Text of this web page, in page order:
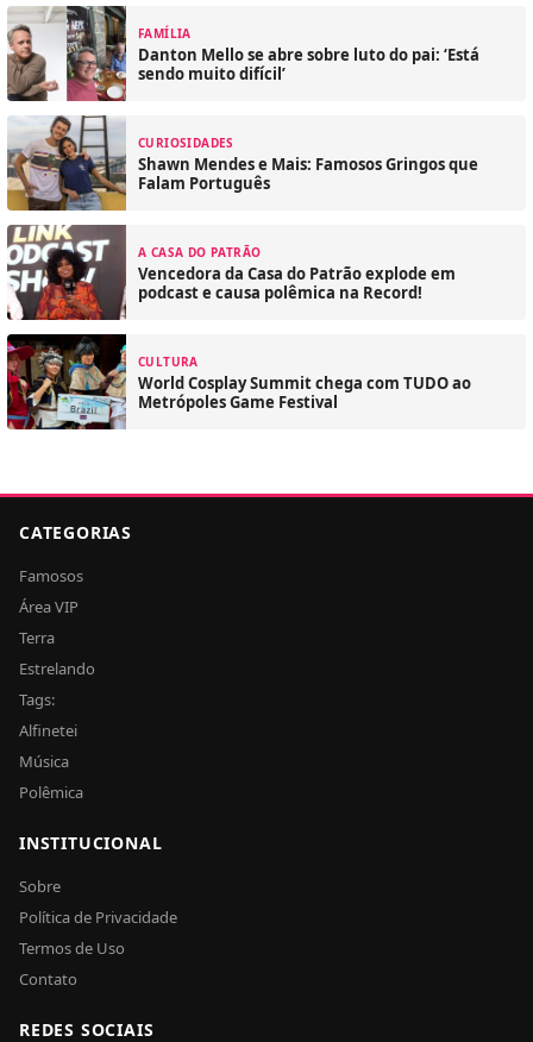
FAMÍLIA
Danton Mello se abre sobre luto do pai: ‘Está
sendo muito difícil’
CURIOSIDADES
Shawn Mendes e Mais: Famosos Gringos que
Falam Português
A CASA DO PATRÃO
Vencedora da Casa do Patrão explode em
podcast e causa polêmica na Record!
CULTURA
World Cosplay Summit chega com TUDO ao
Metrópoles Game Festival
CATEGORIAS
Famosos
Área VIP
Terra
Estrelando
Tags:
Alfinetei
Música
Polêmica
INSTITUCIONAL
Sobre
Política de Privacidade
Termos de Uso
Contato
REDES SOCIAIS